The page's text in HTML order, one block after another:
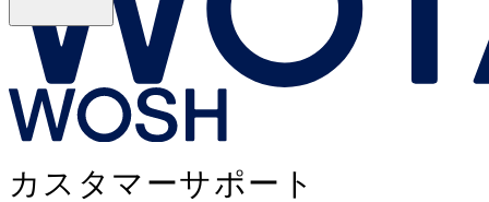
WOSHカスタマーサポート
カスタマーサポート